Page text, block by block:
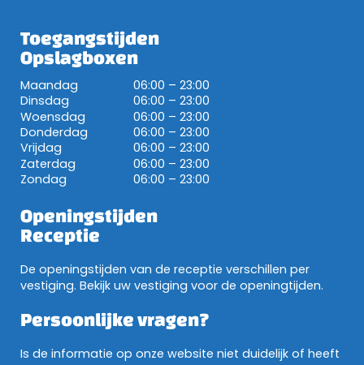
Toegangstijden
Opslagboxen
Maandag
Dinsdag
Woensdag
Donderdag
Vrijdag
Zaterdag
Zondag
06:00 – 23:00
06:00 – 23:00
06:00 – 23:00
06:00 – 23:00
06:00 – 23:00
06:00 – 23:00
06:00 – 23:00
Openingstijden
Receptie
De openingstijden van de receptie verschillen per
vestiging. Bekijk uw vestiging voor de openingtijden.
Persoonlijke vragen?
Is de informatie op onze website niet duidelijk of heeft